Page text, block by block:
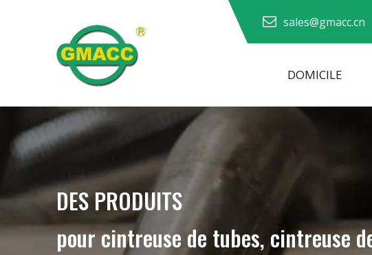
sales@gmacc.cn
DOMICILE
DES PRODUITS
pour cintreuse de tubes, cintreuse